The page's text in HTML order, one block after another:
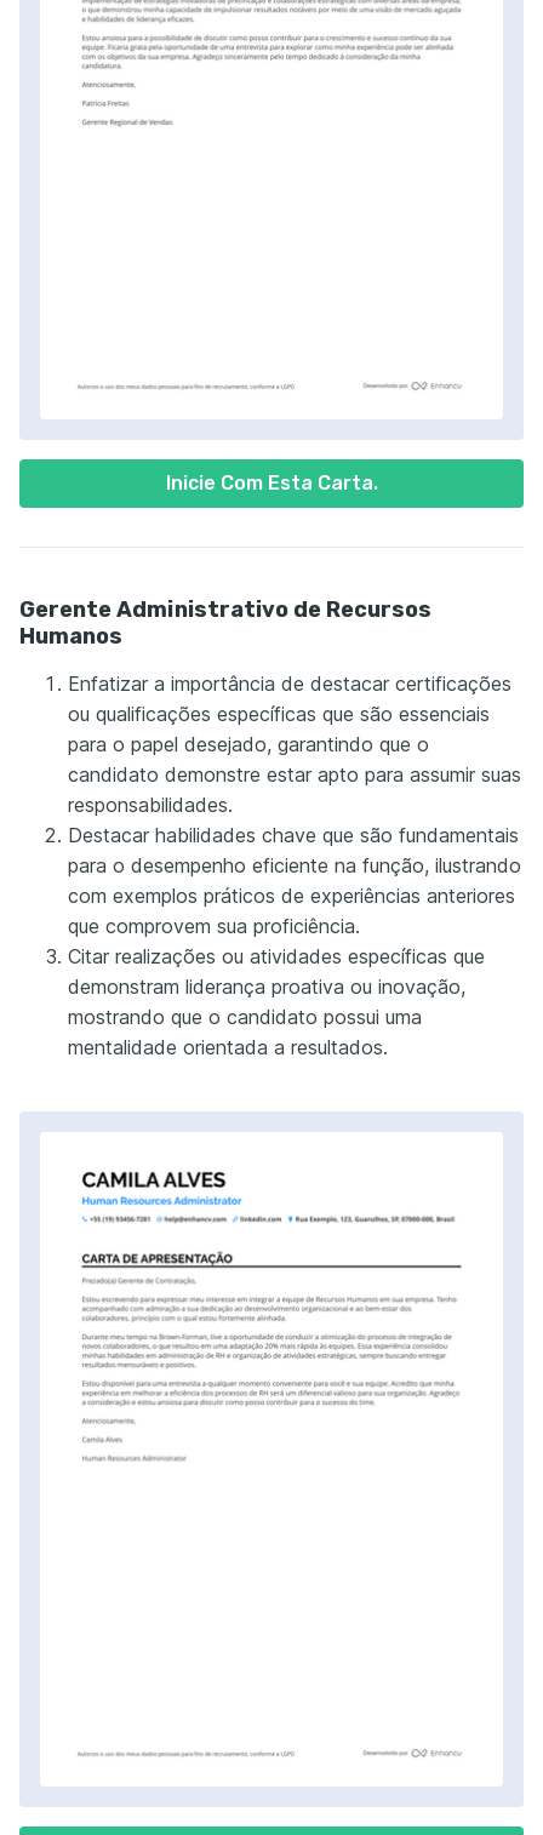
Inicie Com Esta Carta.
Gerente Administrativo de Recursos
Humanos
Enfatizar a importância de destacar certificações
ou qualificações específicas que são essenciais
para o papel desejado, garantindo que o
candidato demonstre estar apto para assumir suas
responsabilidades.
Destacar habilidades chave que são fundamentais
para o desempenho eficiente na função, ilustrando
com exemplos práticos de experiências anteriores
que comprovem sua proficiência.
Citar realizações ou atividades específicas que
demonstram liderança proativa ou inovação,
mostrando que o candidato possui uma
mentalidade orientada a resultados.